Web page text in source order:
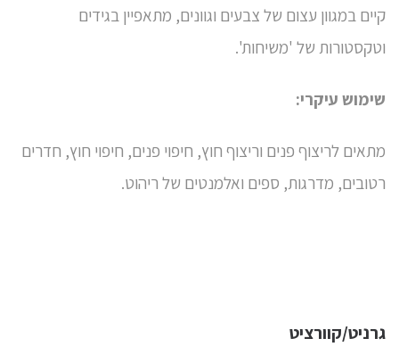
קיים במגוון עצום של צבעים וגוונים, מתאפיין בגידים
וטקסטורות של 'משיחות'.
שימוש עיקרי:
מתאים לריצוף פנים וריצוף חוץ, חיפוי פנים, חיפוי חוץ, חדרים
רטובים, מדרגות, ספים ואלמנטים של ריהוט.
גרניט/קוורציט